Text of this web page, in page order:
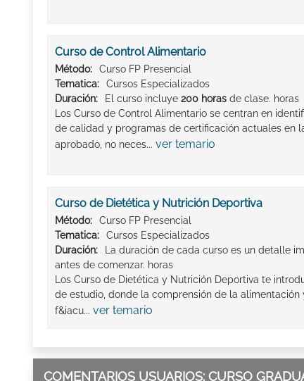
Curso de Control Alimentario
Método:
Curso FP Presencial
Tematica:
Cursos Especializados
Duración:
El curso incluye 200 horas de clase. horas
Los Curso de Control Alimentario se centran en
de calidad y programas de certificación actuales en
aprobado, no neces... ver temario
Curso de Dietética y Nutrición Deportiva
Método:
Curso FP Presencial
Tematica:
Cursos Especializados
Duración:
La duración de cada curso es un detalle
antes de comenzar. horas
Los Curso de Dietética y Nutrición Deportiva te
de estudio, donde la comprensión de la
f&iacu... ver temario
COMENTARIOS USUARIOS: CURSO